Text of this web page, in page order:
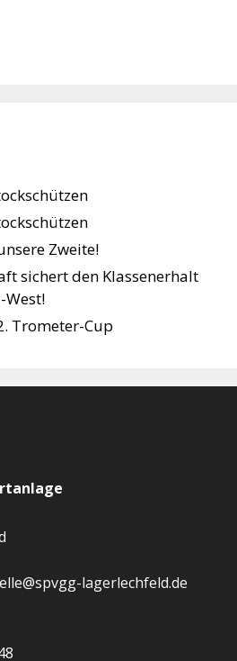
Zweite!
sichert den Klassenerhalt
West!
Trometer-Cup
lagerlechfeld.de